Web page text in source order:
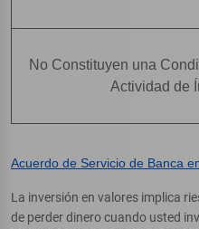
No Constituyen una
Actividad de
Acuerdo de Servicio de Banca
La inversión en valores implica
de perder dinero cuando usted